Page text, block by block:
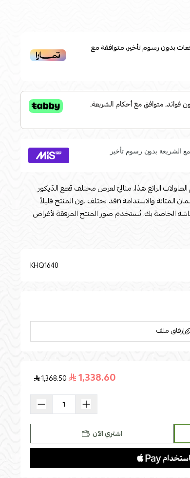
بدون رسوم تأخير، متوافقة مع
الرائع هذا، مثاليّ لعرض مختلف قطع الدّيكور
والتّماثيل، ومصنوع من خامات عالية الجودة لضمان المتانة والاستدامة.nقد يختلف لون المنتج قليلاً
الخاصة بك. تُستخدم صور المنتج المرفقة لأغراض
KHQ1640
إرفاق ملف
1,338.60
1,368.50
اشتري الآن